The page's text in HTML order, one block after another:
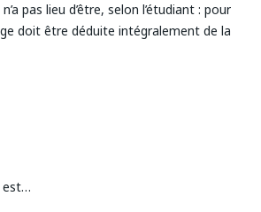
pas lieu d’être, selon l’étudiant : pour
doit être déduite intégralement de la
est…